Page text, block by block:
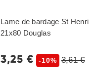
Lame de bardage St Henri
21x80 Douglas
3,25 € -10% 3,61 €